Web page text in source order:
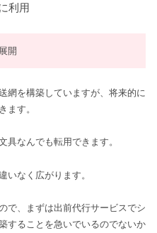
利用
開
網を構築していますが、将来的に
ます。
具なんでも転用できます。
いなく広がります。
で、まずは出前代行サービスでシ
することを急いでいるのでないか